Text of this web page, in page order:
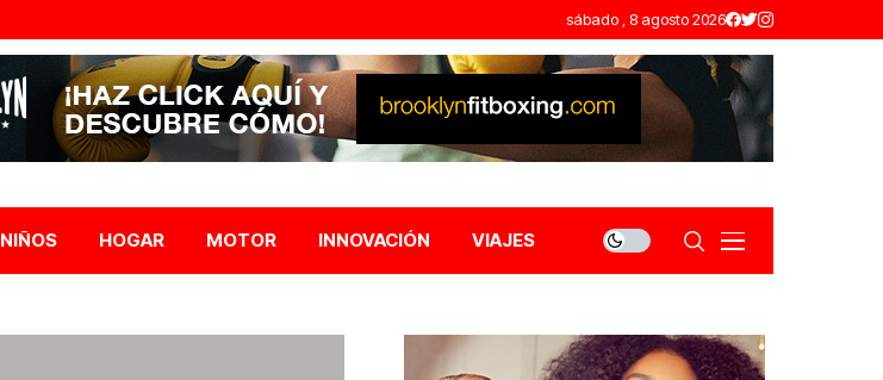
sábado , 8 agosto 2026
NIÑOS HOGAR MOTOR INNOVACIÓN VIAJES